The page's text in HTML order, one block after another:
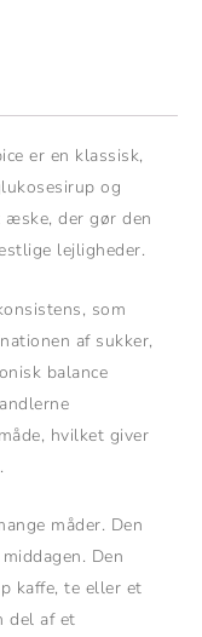
er en klassisk,
og
æske, der gør den
lejligheder.
som
af sukker,
balance
hvilket giver
måder. Den
Den
kaffe, te eller et
del af et